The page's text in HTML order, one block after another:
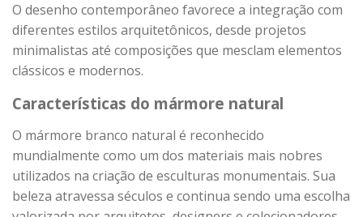
O desenho contemporâneo favorece a integração com
diferentes estilos arquitetônicos, desde projetos
minimalistas até composições que mesclam elementos
clássicos e modernos.
Características do mármore natural
O mármore branco natural é reconhecido
mundialmente como um dos materiais mais nobres
utilizados na criação de esculturas monumentais. Sua
beleza atravessa séculos e continua sendo uma escolha